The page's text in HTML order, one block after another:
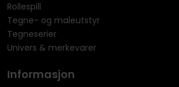
Rollespill
Tegne- og maleutstyr
Tegneserier
Univers & merkevarer
Informasjon